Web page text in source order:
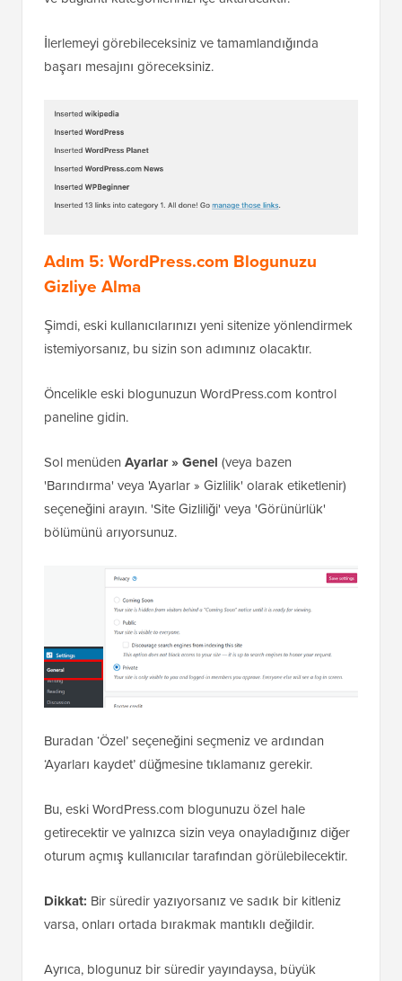
İlerlemeyi görebileceksiniz ve tamamlandığında
başarı mesajını göreceksiniz.
Adım 5: WordPress.com Blogunuzu
Gizliye Alma
Şimdi, eski kullanıcılarınızı yeni sitenize yönlendirmek
istemiyorsanız, bu sizin son adımınız olacaktır.
Öncelikle eski blogunuzun WordPress.com kontrol
paneline gidin.
Sol menüden Ayarlar » Genel (veya bazen
'Barındırma' veya 'Ayarlar » Gizlilik' olarak etiketlenir)
seçeneğini arayın. 'Site Gizliliği' veya 'Görünürlük'
bölümünü arıyorsunuz.
Buradan ‘Özel’ seçeneğini seçmeniz ve ardından
‘Ayarları kaydet’ düğmesine tıklamanız gerekir.
Bu, eski WordPress.com blogunuzu özel hale
getirecektir ve yalnızca sizin veya onayladığınız diğer
oturum açmış kullanıcılar tarafından görülebilecektir.
Dikkat: Bir süredir yazıyorsanız ve sadık bir kitleniz
varsa, onları ortada bırakmak mantıklı değildir.
Ayrıca, blogunuz bir süredir yayındaysa, büyük